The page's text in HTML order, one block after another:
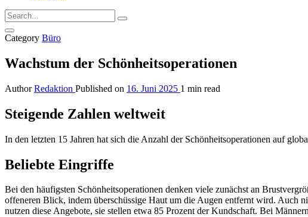
Category Büro
Wachstum der Schönheitsoperationen
Author Redaktion Published on 16. Juni 2025 1 min read
Steigende Zahlen weltweit
In den letzten 15 Jahren hat sich die Anzahl der Schönheitsoperationen auf
Beliebte Eingriffe
Bei den häufigsten Schönheitsoperationen denken viele zunächst an
offeneren Blick, indem überschüssige Haut um die Augen entfernt wird. Auch
nutzen diese Angebote, sie stellen etwa 85 Prozent der Kundschaft. Bei